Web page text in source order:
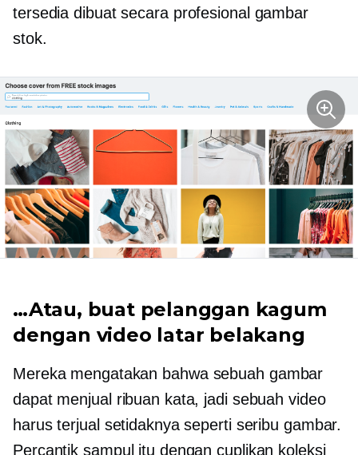
tersediadibuat secara profesionalgambar
stok.
…Atau, buat pelanggan kagum
dengan video latar belakang
Mereka mengatakan bahwa sebuah gambar
dapat menjual ribuan kata, jadi sebuah video
harus terjual setidaknya seperti seribu gambar.
Percantik sampul itu dengan cuplikan koleksi